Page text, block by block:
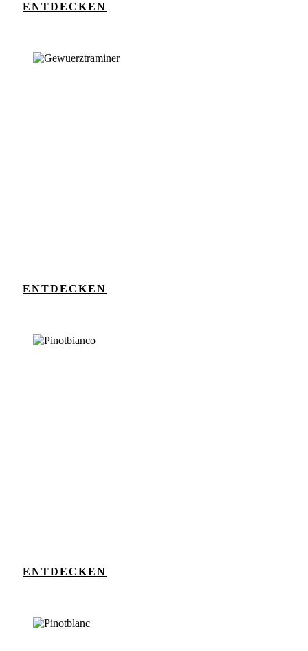
ENTDECKEN
ENTDECKEN
ENTDECKEN